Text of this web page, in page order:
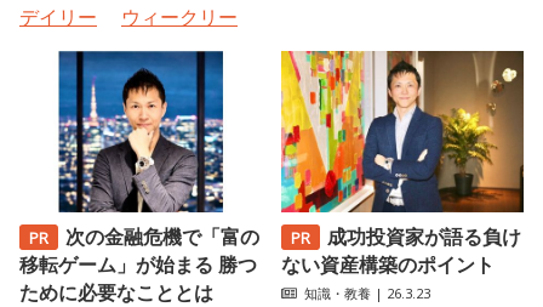
デイリー
ウィークリー
次の金融危機で「富の
移転ゲーム」が始まる 勝つ
ために必要なこととは
成功投資家が語る負け
ない資産構築のポイント
知識・教養 | 26.3.23